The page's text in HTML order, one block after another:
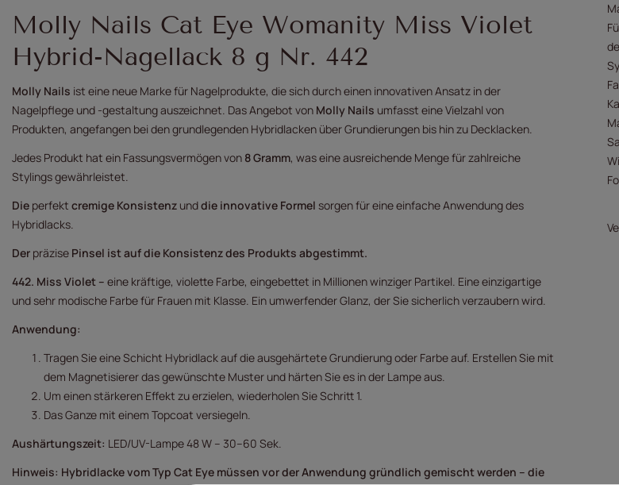
Molly Nails Cat Eye Womanity Miss Violet
Hybrid-Nagellack 8 g Nr. 442
Molly Nails ist eine neue Marke für Nagelprodukte, die sich durch einen innovativen Ansatz in der
Nagelpflege und -gestaltung auszeichnet. Das Angebot von Molly Nails umfasst eine Vielzahl von
Produkten, angefangen bei den grundlegenden Hybridlacken über Grundierungen bis hin zu Decklacken.
Jedes Produkt hat ein Fassungsvermögen von 8 Gramm, was eine ausreichende Menge für zahlreiche
Stylings gewährleistet.
Die perfekt cremige Konsistenz unddie innovative Formel sorgen für eine einfache Anwendung des
Hybridlacks.
Der präzise Pinsel ist auf die Konsistenz des Produkts abgestimmt.
442. Miss Violet – eine kräftige, violette Farbe, eingebettet in Millionen winziger Partikel. Eine einzigartige
und sehr modische Farbe für Frauen mit Klasse. Ein umwerfender Glanz, der Sie sicherlich verzaubern wird.
Anwendung:
Tragen Sie eine Schicht Hybridlack auf die ausgehärtete Grundierung oder Farbe auf. Erstellen Sie mit
dem Magnetisierer das gewünschte Muster und härten Sie es in der Lampe aus.
Um einen stärkeren Effekt zu erzielen, wiederholen Sie Schritt 1.
Das Ganze mit einem Topcoat versiegeln.
Aushärtungszeit: LED/UV-Lampe 48 W – 30–60 Sek.
Hinweis: Hybridlacke vom Typ Cat Eye müssen vor der Anwendung gründlich gemischt werden – die